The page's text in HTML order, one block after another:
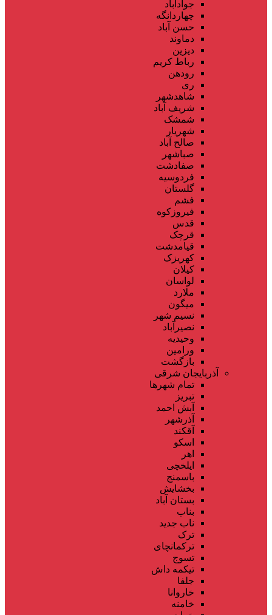
جوادآباد
چهاردانگه
حسن آباد
دماوند
دیزین
رباط کریم
رودهن
ری
شاهدشهر
شریف آباد
شمشک
شهریار
صالح آباد
صباشهر
صفادشت
فردوسیه
گلستان
فشم
فیروزکوه
قدس
قرچک
قیامدشت
کهریزک
کیلان
لواسان
ملارد
میگون
نسیم شهر
نصیرآباد
وحیدیه
ورامین
بازگشت
آذربایجان شرقی
تمام شهر‌ها
تبریز
آبش احمد
آذرشهر
آقکند
اسکو
اهر
ایلخچی
باسمنج
بخشایش
بستان آباد
بناب
ناب جدید
ترک
ترکمانچای
تسوج
تیکمه داش
جلفا
خاروانا
خامنه